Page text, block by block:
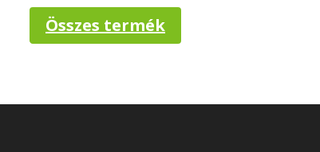
Összes termék